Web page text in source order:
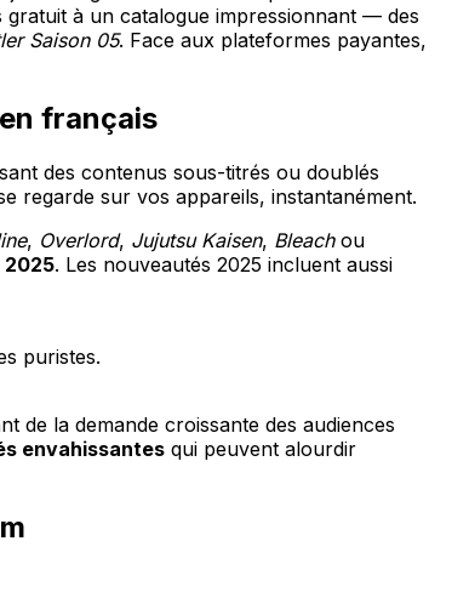
à un catalogue impressionnant — des
Saison 05. Face aux plateformes payantes,
français
des contenus sous-titrés ou doublés
regarde sur vos appareils, instantanément.
, Overlord, Jujutsu Kaisen, Bleachou
2025. Les nouveautés 2025 incluent aussi
puristes.
de la demande croissante des audiences
envahissantes qui peuvent alourdir